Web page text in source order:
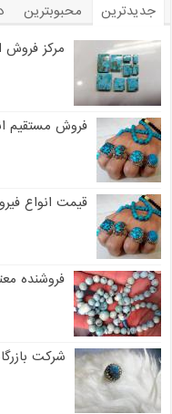
جدیدترین محبوبترین
مرکز فروش
فروش مستقیم
قیمت انواع
فروشنده
شرکت